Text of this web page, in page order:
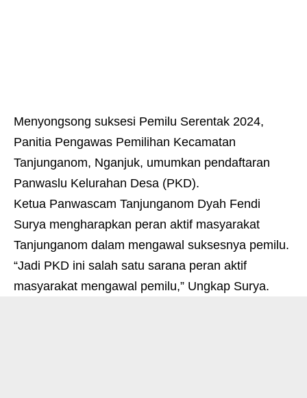
Menyongsong suksesi Pemilu Serentak 2024,
Panitia Pengawas Pemilihan Kecamatan
Tanjunganom, Nganjuk, umumkan pendaftaran
Panwaslu Kelurahan Desa (PKD).
Ketua Panwascam Tanjunganom Dyah Fendi
Surya mengharapkan peran aktif masyarakat
Tanjunganom dalam mengawal suksesnya pemilu.
“Jadi PKD ini salah satu sarana peran aktif
masyarakat mengawal pemilu,” Ungkap Surya.